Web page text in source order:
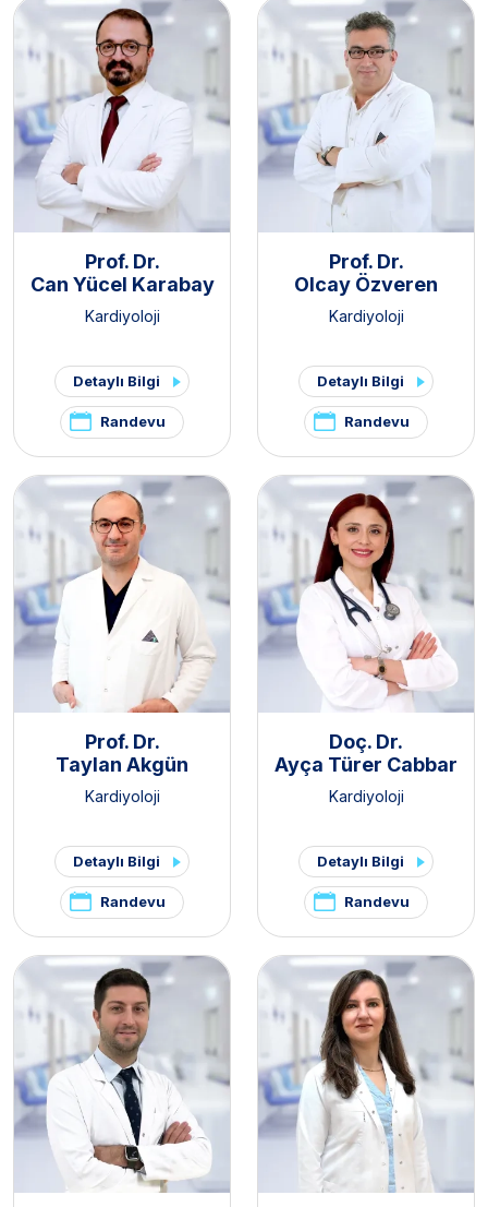
Prof. Dr.
Can Yücel Karabay
Kardiyoloji
Detaylı Bilgi
Randevu
Prof. Dr.
Olcay Özveren
Kardiyoloji
Detaylı Bilgi
Randevu
Prof. Dr.
Taylan Akgün
Kardiyoloji
Detaylı Bilgi
Randevu
Doç. Dr.
Ayça Türer Cabbar
Kardiyoloji
Detaylı Bilgi
Randevu